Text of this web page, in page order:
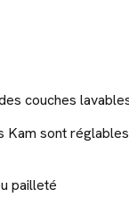
couches
sont
pailleté